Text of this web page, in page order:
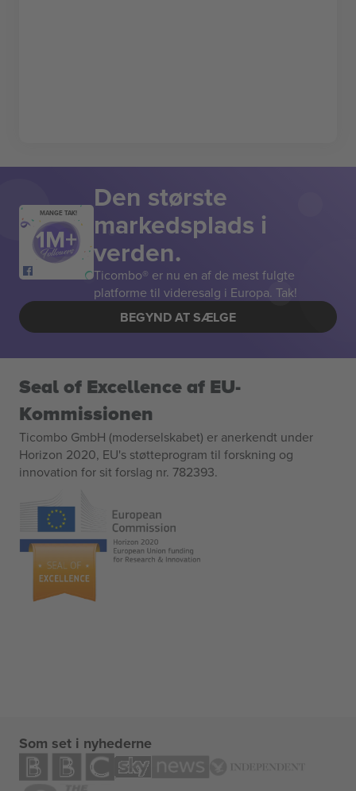
MANGE TAK! Den største
markedsplads i
verden.
Ticombo® er nu en af de mest fulgte
platforme til videresalg i Europa. Tak!
BEGYND AT SÆLGE
Seal of Excellence af EU-
Kommissionen
Ticombo GmbH (moderselskabet) er anerkendt under
Horizon 2020, EU's støtteprogram til forskning og
innovation for sit forslag nr. 782393.
Som set i nyhederne